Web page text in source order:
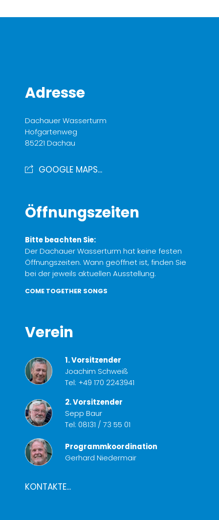
Adresse
Dachauer Wasserturm
Hofgartenweg
85221 Dachau
GOOGLE MAPS...
Öffnungszeiten
Bitte beachten Sie:
Der Dachauer Wasserturm hat keine festen
Öffnungszeiten. Wann geöffnet ist, finden Sie
bei der jeweils aktuellen Ausstellung.
COME TOGETHER SONGS
Verein
1. Vorsitzender
Joachim Schweiß
Tel: +49 170 2243941
2. Vorsitzender
Sepp Baur
Tel: 08131 / 73 55 01
Programmkoordination
Gerhard Niedermair
KONTAKTE...